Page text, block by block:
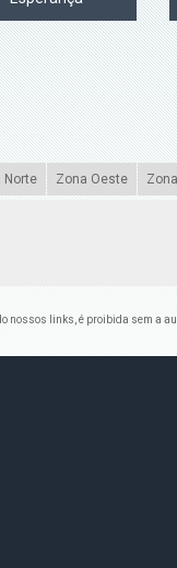
Norte Zona Oeste
nossos links, é proibida sem a